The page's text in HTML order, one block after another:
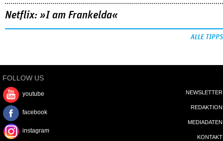
Netflix: »I am Frankelda«
ALLE TIPPS
FOLLOW US
youtube
facebook
instagram
NEWSLETTER
REDAKTION
MEDIADATEN
KONTAKT